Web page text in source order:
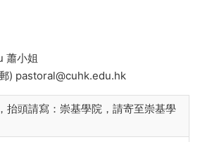
蕭小姐
) pastoral@cuhk.edu.hk
抬頭請寫：崇基學院，請寄至崇基學